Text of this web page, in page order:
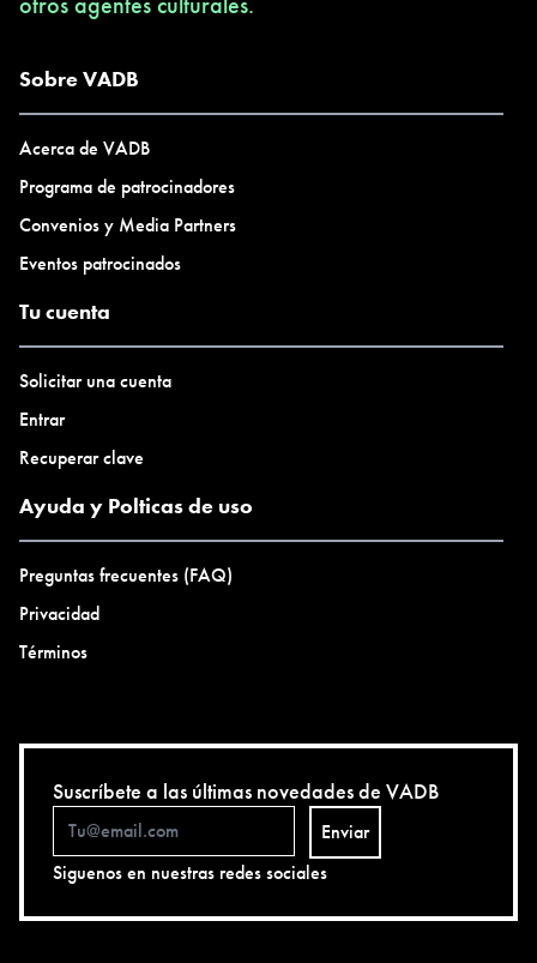
Sobre VADB
Acerca de VADB
Programa de patrocinadores
Convenios y Media Partners
Eventos patrocinados
Tu cuenta
Solicitar una cuenta
Entrar
Recuperar clave
Ayuda y Polticas de uso
Preguntas frecuentes (FAQ)
Privacidad
Términos
Suscríbete a las últimas novedades de VADB
Enviar
Siguenos en nuestras redes sociales